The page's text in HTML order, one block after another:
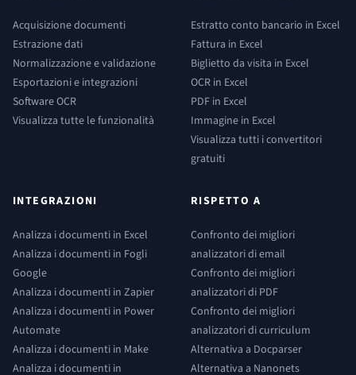
Acquisizione documenti
Estrazione dati
Normalizzazione e validazione
Esportazioni e integrazioni
Software OCR
Visualizza tutte le funzionalità
Estratto conto bancario in Excel
Fattura in Excel
Biglietto da visita in Excel
OCR in Excel
PDF in Excel
Immagine in Excel
Visualizza tutti i convertitori
gratuiti
INTEGRAZIONI
Analizza i documenti in Excel
Analizza i documenti in Fogli
Google
Analizza i documenti in Zapier
Analizza i documenti in Power
Automate
Analizza i documenti in Make
Analizza i documenti in
RISPETTO A
Confronto dei migliori
analizzatori di email
Confronto dei migliori
analizzatori di PDF
Confronto dei migliori
analizzatori di curriculum
Alternativa a Docparser
Alternativa a Nanonets